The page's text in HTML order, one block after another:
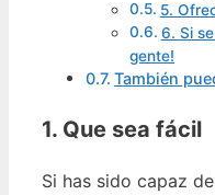
5.
6. Si
gente!
También
1. Que sea fácil
Si has sido capaz